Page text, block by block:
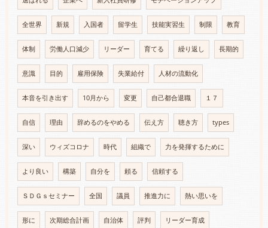
全世界 新規 入国者 留学生 技能実習生 制限 教育
体制 労働人口減少 リーダー 育てる 繰り返し 長期的
意識 目的 雇用保険 失業給付 人材の流動化
本音を引き出す 10月から 変更 自己都合退職 １７
自信 理由 辞めるのをやめる 伝え方 聴き方 types
深い ウィズコロナ 時代 組織で 力を発揮するために
より良い 構築 自分を 頼る 信頼する
ＳＤＧｓセミナー 全国 議員 推進力に 熱い思いを
形に 次期総合計画 自治体 評判 リーダー育成